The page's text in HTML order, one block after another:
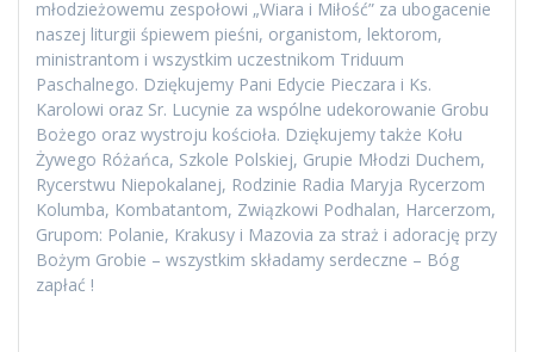
młodzieżowemu zespołowi „Wiara i Miłość” za ubogacenie
naszej liturgii śpiewem pieśni, organistom, lektorom,
ministrantom i wszystkim uczestnikom Triduum
Paschalnego. Dziękujemy Pani Edycie Pieczara i Ks.
Karolowi oraz Sr. Lucynie za wspólne udekorowanie Grobu
Bożego oraz wystroju kościoła. Dziękujemy także Kołu
Żywego Różańca, Szkole Polskiej, Grupie Młodzi Duchem,
Rycerstwu Niepokalanej, Rodzinie Radia Maryja Rycerzom
Kolumba, Kombatantom, Związkowi Podhalan, Harcerzom,
Grupom: Polanie, Krakusy i Mazovia za straż i adorację przy
Bożym Grobie – wszystkim składamy serdeczne – Bóg
zapłać !